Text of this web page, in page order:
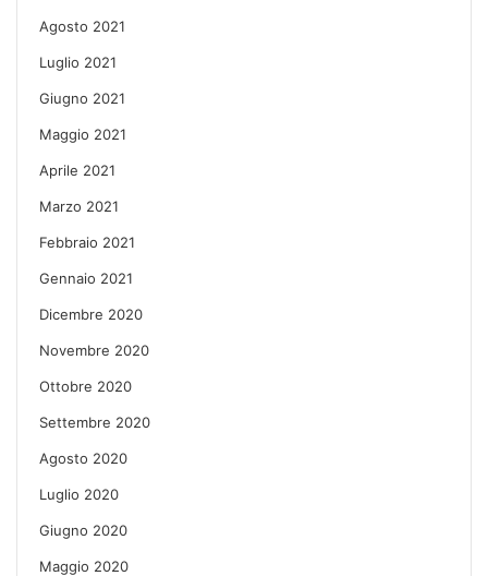
Agosto 2021
Luglio 2021
Giugno 2021
Maggio 2021
Aprile 2021
Marzo 2021
Febbraio 2021
Gennaio 2021
Dicembre 2020
Novembre 2020
Ottobre 2020
Settembre 2020
Agosto 2020
Luglio 2020
Giugno 2020
Maggio 2020